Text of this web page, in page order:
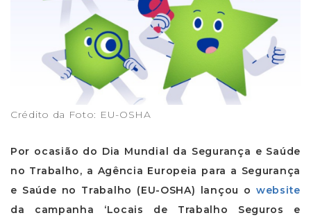
Crédito da Foto: EU-OSHA
Por ocasião do Dia Mundial da Segurança e Saúde
no Trabalho, a Agência Europeia para a Segurança
e Saúde no Trabalho (EU-OSHA) lançou owebsite
da campanha ‘Locais de Trabalho Seguros e